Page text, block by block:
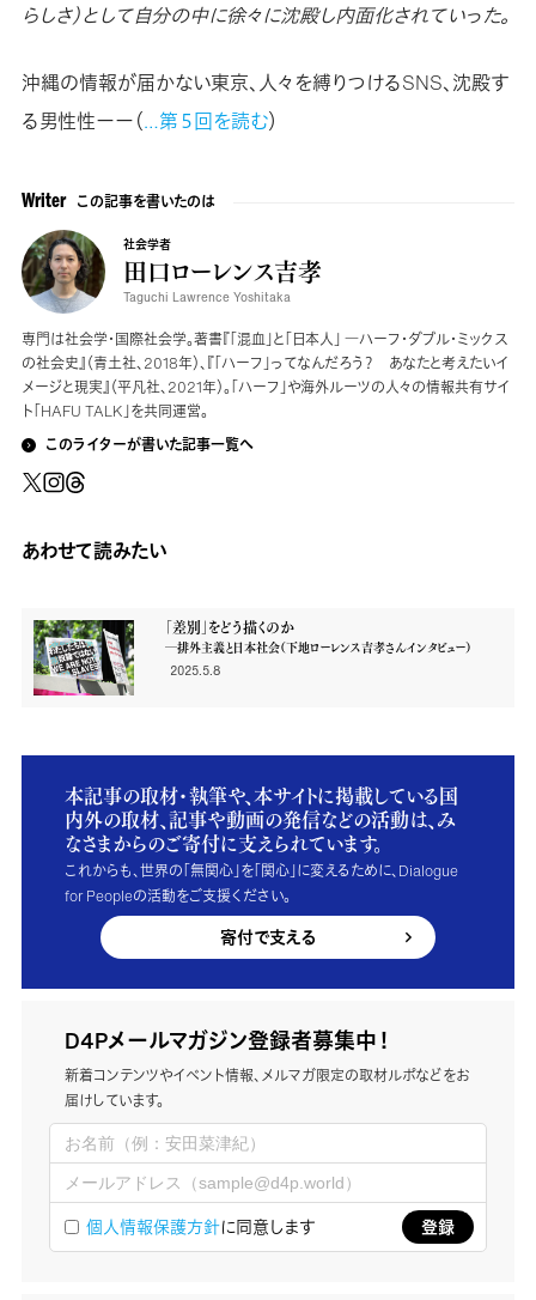
らしさ）として自分の中に徐々に沈殿し内面化されていった。
沖縄の情報が届かない東京、人々を縛りつけるSNS、沈殿す
る男性性ーー（…第５回を読む）
Writer この記事を書いたのは
社会学者
田口ローレンス吉孝
Taguchi Lawrence Yoshitaka
専門は社会学・国際社会学。著書『「混血」と「日本人」 ―ハーフ・ダブル・ミックス
の社会史』（青土社、2018年）、『「ハーフ」ってなんだろう？ あなたと考えたいイ
メージと現実』（平凡社、2021年）。「ハーフ」や海外ルーツの人々の情報共有サイ
ト「HAFU TALK」を共同運営。
このライターが書いた記事一覧へ
あわせて読みたい
「差別」をどう描くのか
―排外主義と日本社会（下地ローレンス吉孝さんインタビュー）
2025.5.8
本記事の取材・執筆や、本サイトに掲載している国
内外の取材、記事や動画の発信などの活動は、み
なさまからのご寄付に支えられています。
これからも、世界の「無関心」を「関心」に変えるために、Dialogue
for Peopleの活動をご支援ください。
寄付で支える
D4Pメールマガジン登録者募集中！
新着コンテンツやイベント情報、メルマガ限定の取材ルポなどをお
届けしています。
個人情報保護方針に同意します